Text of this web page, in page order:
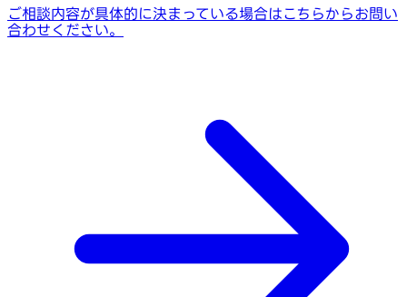
ご相談内容が具体的に決まっている場合はこちらからお問い
合わせください。